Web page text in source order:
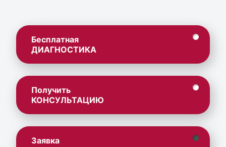
Бесплатная
ДИАГНОСТИКА
Получить
КОНСУЛЬТАЦИЮ
Заявка